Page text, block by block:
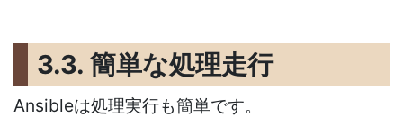
3.3. 簡単な処理走行
Ansibleは処理実行も簡単です。